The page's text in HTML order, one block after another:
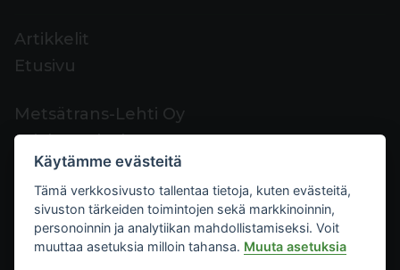
Artikkelit
Etusivu
Metsätrans-Lehti Oy
Asiakaspalvelu
Yhteystiedot
Palaute
Mediakortti
Käytämme evästeitä
Tämä verkkosivusto tallentaa tietoja, kuten evästeitä,
sivuston tärkeiden toimintojen sekä markkinoinnin,
personoinnin ja analytiikan mahdollistamiseksi. Voit
muuttaa asetuksia milloin tahansa. Muuta asetuksia